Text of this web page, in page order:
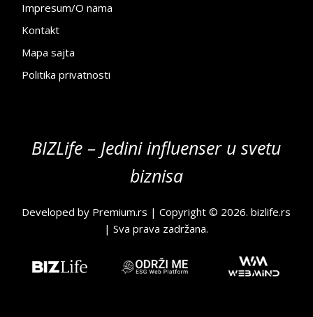
Impresum/O nama
Kontakt
Mapa sajta
Politika privatnosti
BIZLife – Jedini influenser u svetu
biznisa
Developed by Premium.rs | Copyright © 2026.bizlife.rs
| Sva prava zadržana.